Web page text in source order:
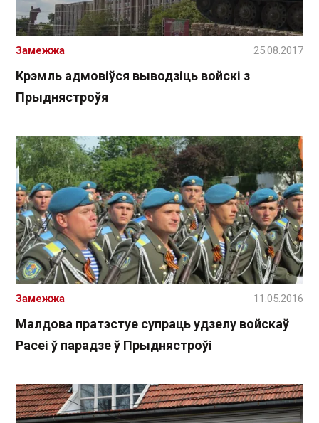
Крэмль адмовіўся выводзіць войскі з
Прыднястроўя
Замежжа 25.08.2017
Малдова пратэстуе супраць удзелу войскаў
Расеі ў парадзе ў Прыднястроўі
Замежжа 11.05.2016